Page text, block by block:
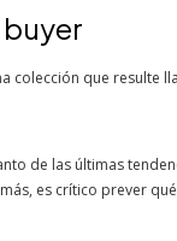
colección que resulte
de las últimas
es crítico prever